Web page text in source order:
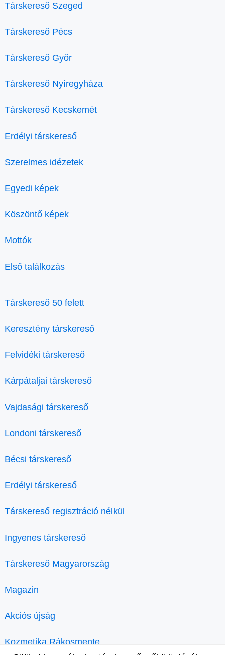
Társkereső Szeged
Társkereső Pécs
Társkereső Győr
Társkereső Nyíregyháza
Társkereső Kecskemét
Erdélyi társkereső
Szerelmes idézetek
Egyedi képek
Köszöntő képek
Mottók
Első találkozás
Társkereső 50 felett
Keresztény társkereső
Felvidéki társkereső
Kárpátaljai társkereső
Vajdasági társkereső
Londoni társkereső
Bécsi társkereső
Erdélyi társkereső
Társkereső regisztráció nélkül
Ingyenes társkereső
Társkereső Magyarország
Magazin
Akciós újság
Kozmetika Rákosmente